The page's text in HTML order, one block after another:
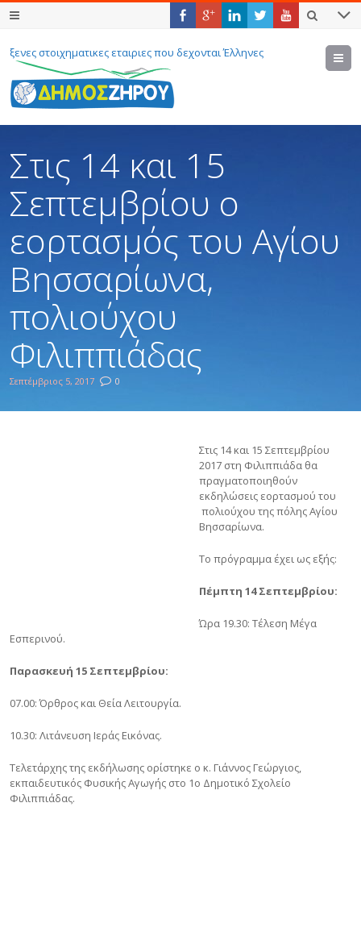
ξενες στοιχηματικες εταιριες που δεχονται Έλληνες
Στις 14 και 15
Σεπτεμβρίου ο
εορτασμός του Αγίου
Βησσαρίωνα,
πολιούχου
Φιλιππιάδας
Σεπτέμβριος 5, 2017 0
Στις 14 και 15 Σεπτεμβρίου
2017 στη Φιλιππιάδα θα
πραγματοποιηθούν
εκδηλώσεις εορτασμού του
πολιούχου της πόλης Αγίου
Βησσαρίωνα.
Το πρόγραμμα έχει ως εξής:
Πέμπτη 14 Σεπτεμβρίου:
Ώρα 19.30: Τέλεση Μέγα
Εσπερινού.
Παρασκευή 15 Σεπτεμβρίου:
07.00: Όρθρος και Θεία Λειτουργία.
10.30: Λιτάνευση Ιεράς Εικόνας.
Τελετάρχης της εκδήλωσης ορίστηκε ο κ. Γιάννος Γεώργιος,
εκπαιδευτικός Φυσικής Αγωγής στο 1ο Δημοτικό Σχολείο
Φιλιππιάδας.